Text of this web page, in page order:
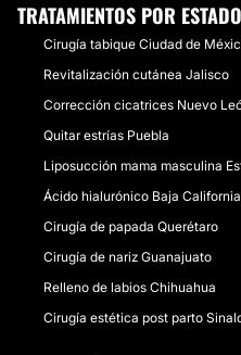
TRATAMIENTOS POR ESTADO
Cirugía tabique Ciudad de
Revitalización cutánea Jalisco
Corrección cicatrices Nuevo
Quitar estrías Puebla
Liposucción mama masculina
Ácido hialurónico Baja California
Cirugía de papada Querétaro
Cirugía de nariz Guanajuato
Relleno de labios Chihuahua
Cirugía estética post parto